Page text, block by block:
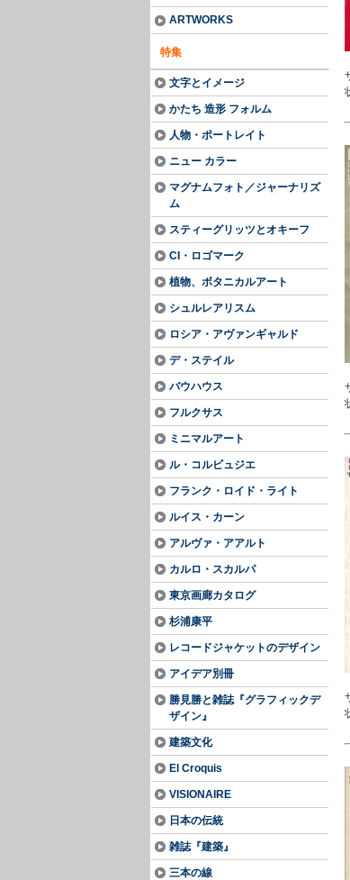
ARTWORKS
特集
文字とイメージ
かたち 造形 フォルム
人物・ポートレイト
ニュー カラー
マグナムフォト／ジャーナリズ
ム
スティーグリッツとオキーフ
CI・ロゴマーク
植物、ボタニカルアート
シュルレアリスム
ロシア・アヴァンギャルド
デ・ステイル
バウハウス
フルクサス
ミニマルアート
ル・コルビュジエ
フランク・ロイド・ライト
ルイス・カーン
アルヴァ・アアルト
カルロ・スカルパ
東京画廊カタログ
杉浦康平
レコードジャケットのデザイン
アイデア別冊
勝見勝と雑誌『グラフィックデ
ザイン』
建築文化
El Croquis
VISIONAIRE
日本の伝統
雑誌『建築』
三本の線